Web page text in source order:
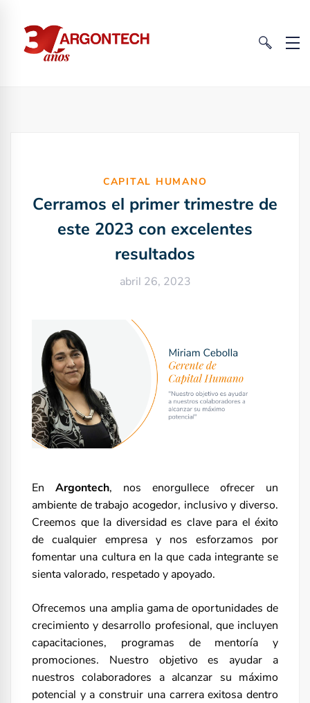
CAPITAL HUMANO
Cerramos el primer trimestre de
este 2023 con excelentes
resultados
abril 26, 2023
En Argontech, nos enorgullece ofrecer un
ambiente de trabajo acogedor, inclusivo y diverso.
Creemos que la diversidad es clave para el éxito
de cualquier empresa y nos esforzamos por
fomentar una cultura en la que cada integrantese
sientavalorado, respetado y apoyado.
Ofrecemos una amplia gama de oportunidades de
crecimiento y desarrollo profesional, que incluyen
capacitaciones, programas de mentoría y
promociones. Nuestro objetivo es ayudar a
nuestros colaboradores a alcanzar su máximo
potencial y a construir una carrera exitosa dentro